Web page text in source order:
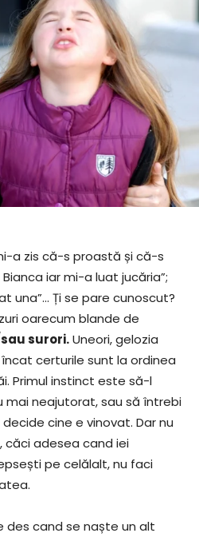
a zis că-s proastă și că-s
iar mi-a luat jucăria”;
una”… Ți se pare cunoscut?
oarecum blande de
surori.Uneori, gelozia
certurile sunt la ordinea
Primul instinct este să-l
mai neajutorat, sau să întrebi
cine e vinovat. Dar nu
adesea cand iei
pe celălalt, nu faci
cand se naște un alt